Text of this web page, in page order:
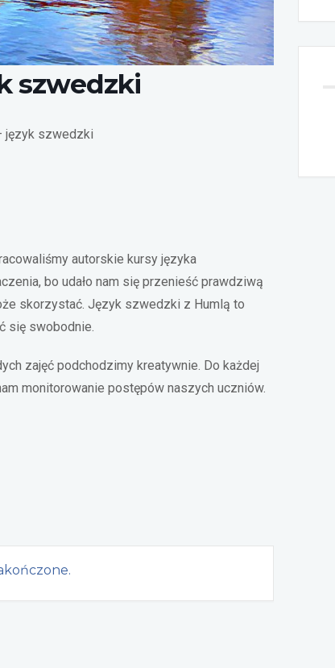
szwedzki
język szwedzki
autorskie kursy języka
bo udało nam się przenieść prawdziwą
skorzystać. Język szwedzki z Humlą to
się swobodnie.
zajęć podchodzimy kreatywnie. Do każdej
monitorowanie postępów naszych uczniów.